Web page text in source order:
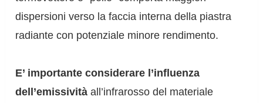
dispersioni verso la faccia interna della piastra
radiante con potenziale minore rendimento.
E’ importante considerare l’influenza
dell’emissività all’infrarosso del materiale